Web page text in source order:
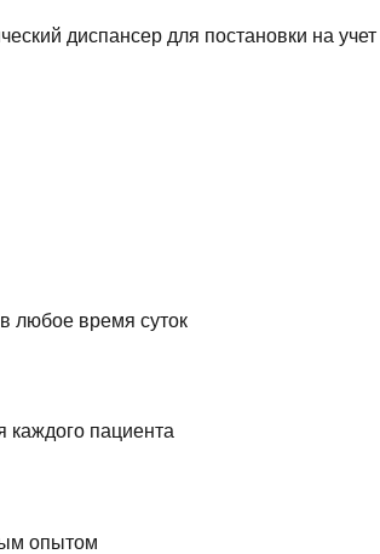
диспансер для постановки на учет
любое время суток
пациента
опытом